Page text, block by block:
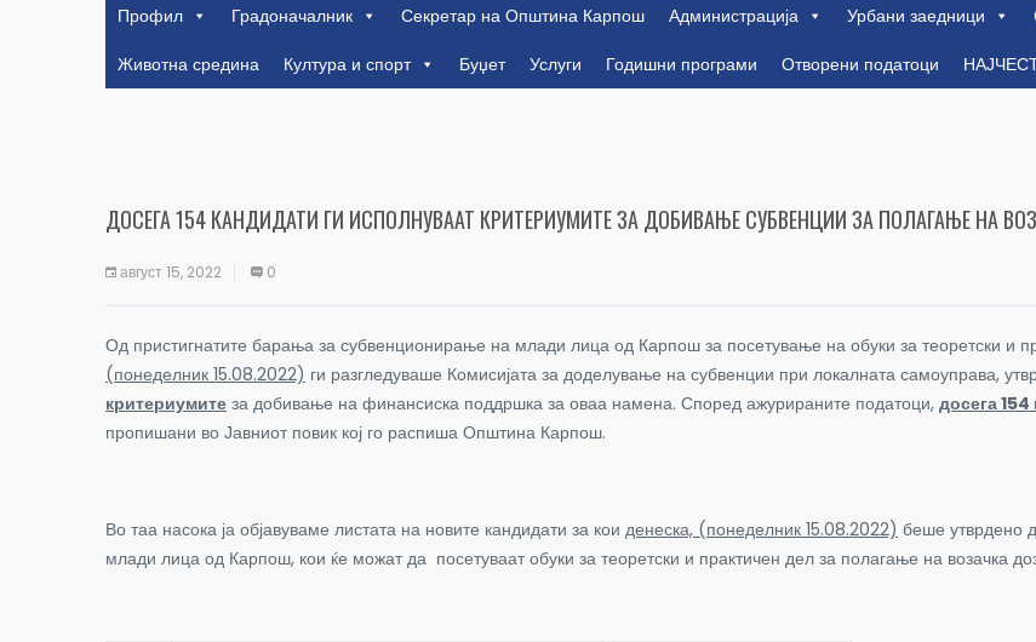
Профил Градоначалник Секретар на Општина Карпош Администрација Урбани заедници
Животна средина
Култура и спорт Буџет Услуги Годишни програми Отворени податоци
ДОСЕГА 154 КАНДИДАТИ ГИ ИСПОЛНУВААТ КРИТЕРИУМИТЕ ЗА ДОБИВАЊЕ СУБВЕНЦИИ ЗА ПОЛАГАЊЕ НА
август 15, 2022 0
Од пристигнатите барања за субвенционирање на млади лица од Карпош за посетување на обуки за теоретски и
(понеделник 15.08.2022) ги разгледуваше Комисијата за доделување на субвенции при локалната самоуправа,
критериумите за добивање на финансиска поддршка за оваа намена. Според ажурираните податоци, досега
пропишани во Јавниот повик кој го распиша Општина Карпош.
Во таа насока ја објавуваме листата на новите кандидати за кои денеска, (понеделник 15.08.2022) беше утврдено
млади лица од Карпош, кои ќе можат да посетуваат обуки за теоретски и практичен дел за полагање на возачка